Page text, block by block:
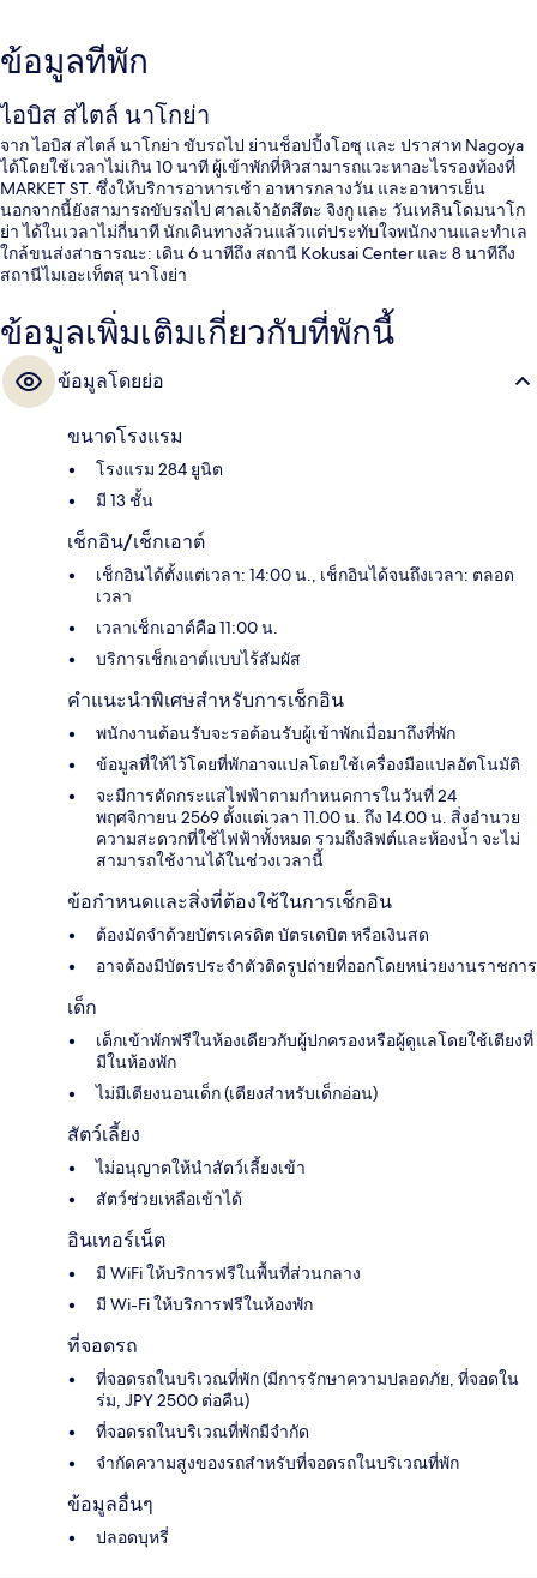
ข้อมูลที่พัก
ไอบิส สไตล์ นาโกย่า
จาก ไอบิส สไตล์ นาโกย่า ขับรถไป ย่านช็อปปิ้งโอซุ และ ปราสาท Nagoya
ได้โดยใช้เวลาไม่เกิน 10 นาที ผู้เข้าพักที่หิวสามารถแวะหาอะไรรองท้องที่
MARKET ST. ซึ่งให้บริการอาหารเช้า อาหารกลางวัน และอาหารเย็น
นอกจากนี้ยังสามารถขับรถไป ศาลเจ้าอัตสึตะ จิงกู และ วันเทลินโดมนาโก
ย่า ได้ในเวลาไม่กี่นาที นักเดินทางล้วนแล้วแต่ประทับใจพนักงานและทำเล
ใกล้ขนส่งสาธารณะ: เดิน 6 นาทีถึง สถานี Kokusai Center และ 8 นาทีถึง
สถานีไมเอะเท็ตสุ นาโงย่า
ข้อมูลเพิ่มเติมเกี่ยวกับที่พักนี้
ข้อมูลโดยย่อ
ขนาดโรงแรม
โรงแรม 284 ยูนิต
มี 13 ชั้น
เช็กอิน/เช็กเอาต์
เช็กอินได้ตั้งแต่เวลา: 14:00 น., เช็กอินได้จนถึงเวลา: ตลอด
เวลา
เวลาเช็กเอาต์คือ 11:00 น.
บริการเช็กเอาต์แบบไร้สัมผัส
คำแนะนำพิเศษสำหรับการเช็กอิน
พนักงานต้อนรับจะรอต้อนรับผู้เข้าพักเมื่อมาถึงที่พัก
ข้อมูลที่ให้ไว้โดยที่พักอาจแปลโดยใช้เครื่องมือแปลอัตโนมัติ
จะมีการตัดกระแสไฟฟ้าตามกำหนดการในวันที่ 24
พฤศจิกายน 2569 ตั้งแต่เวลา 11.00 น. ถึง 14.00 น. สิ่งอำนวย
ความสะดวกที่ใช้ไฟฟ้าทั้งหมด รวมถึงลิฟต์และห้องน้ำ จะไม่
สามารถใช้งานได้ในช่วงเวลานี้
ข้อกำหนดและสิ่งที่ต้องใช้ในการเช็กอิน
ต้องมัดจำด้วยบัตรเครดิต บัตรเดบิต หรือเงินสด
อาจต้องมีบัตรประจำตัวติดรูปถ่ายที่ออกโดยหน่วยงานราชการ
เด็ก
เด็กเข้าพักฟรีในห้องเดียวกับผู้ปกครองหรือผู้ดูแลโดยใช้เตียงที่
มีในห้องพัก
ไม่มีเตียงนอนเด็ก (เตียงสำหรับเด็กอ่อน)
สัตว์เลี้ยง
ไม่อนุญาตให้นำสัตว์เลี้ยงเข้า
สัตว์ช่วยเหลือเข้าได้
อินเทอร์เน็ต
มี WiFi ให้บริการฟรีในพื้นที่ส่วนกลาง
มี Wi-Fi ให้บริการฟรีในห้องพัก
ที่จอดรถ
ที่จอดรถในบริเวณที่พัก (มีการรักษาความปลอดภัย, ที่จอดใน
ร่ม, JPY 2500 ต่อคืน)
ที่จอดรถในบริเวณที่พักมีจำกัด
จำกัดความสูงของรถสำหรับที่จอดรถในบริเวณที่พัก
ข้อมูลอื่นๆ
ปลอดบุหรี่